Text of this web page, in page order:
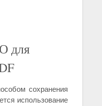
для
сохранения
использование